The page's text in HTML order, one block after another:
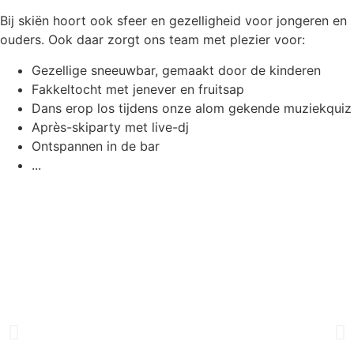
Bij skiën hoort ook sfeer en gezelligheid voor jongeren en
ouders. Ook daar zorgt ons team met plezier voor:
Gezellige sneeuwbar, gemaakt door de kinderen
Fakkeltocht met jenever en fruitsap
Dans erop los tijdens onze alom gekende muziekquiz
Après-skiparty met live-dj
Ontspannen in de bar
...